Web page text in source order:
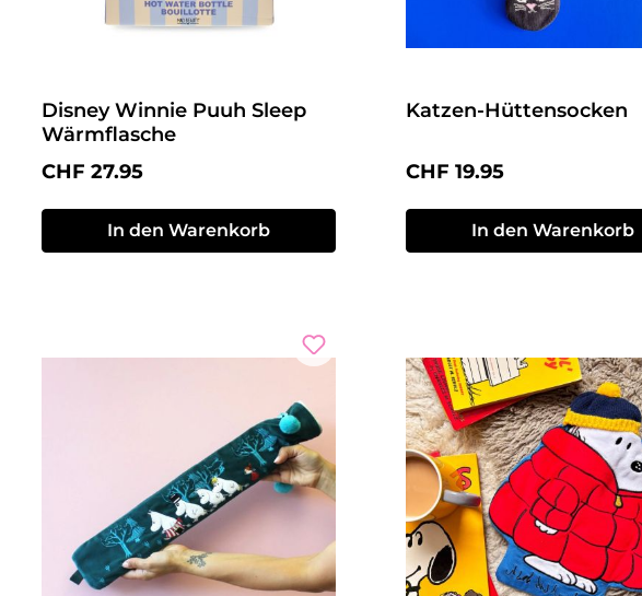
Disney Winnie Puuh Sleep
Wärmflasche
Regulärer Preis:
CHF 27.95
In den Warenkorb
Katzen-Hüttensocken
Regulärer Preis:
CHF 19.95
In den Warenkorb